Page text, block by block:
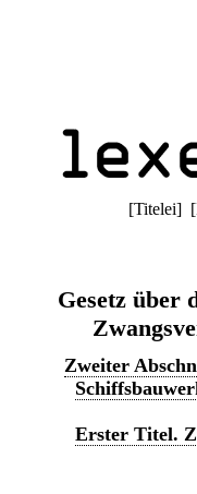
[Titelei] [
Gesetz über
Zweiter
Erster Titel.